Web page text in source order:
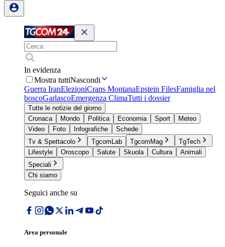
In evidenza
Mostra tuttiNascondi
Guerra IranElezioniCrans MontanaEpstein FilesFamiglia nel
boscoGarlascoEmergenza ClimaTutti i dossier
Tutte le notizie del giorno
Cronaca
Mondo Politica Economia Sport
Meteo
Video
Foto Infografiche
Schede
Tv & Spettacolo
TgcomLab TgcomMag
TgTech
Lifestyle
Oroscopo Salute Skuola Cultura
Animali
Speciali
Chi siamo
Seguici anche su
Area personale